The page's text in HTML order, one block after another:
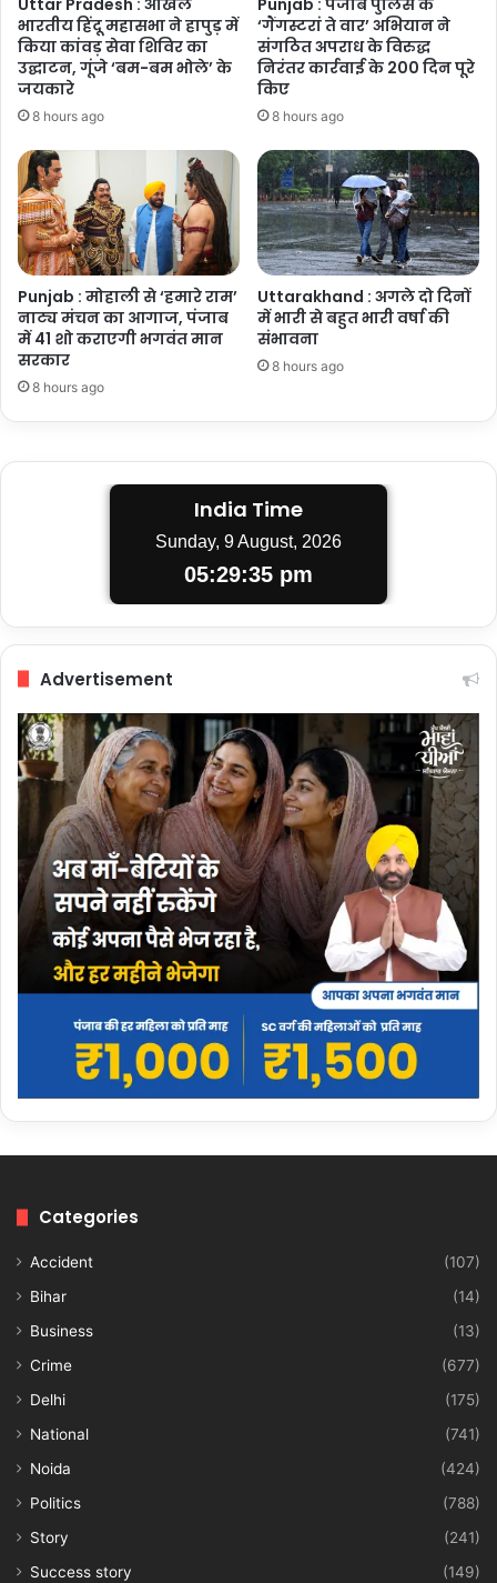
भारतीय हिंदू महासभा ने हापुड़ में
किया कांवड़ सेवा शिविर का
उद्घाटन, गूंजे ‘बम-बम भोले’ के
जयकारे
8 hours ago
‘गैंगस्टरां ते वार’ अभियान ने
संगठित अपराध के विरुद्ध
निरंतर कार्रवाई के 200 दिन पूरे
किए
8 hours ago
Punjab : मोहाली से ‘हमारे राम’
नाट्य मंचन का आगाज, पंजाब
में 41 शो कराएगी भगवंत मान
सरकार
8 hours ago
Uttarakhand : अगले दो दिनों
में भारी से बहुत भारी वर्षा की
संभावना
8 hours ago
India Time
Sunday, 9 August, 2026
05:29:36 pm
Advertisement
Categories
Accident
(107)
Bihar
(14)
Business
(13)
Crime
(677)
Delhi
(175)
National
(741)
Noida
(424)
Politics
(788)
Story
(241)
Success story
(149)